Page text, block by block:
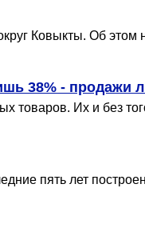
Ковыкты. Об
38% - продажи
товаров. Их и без
пять лет